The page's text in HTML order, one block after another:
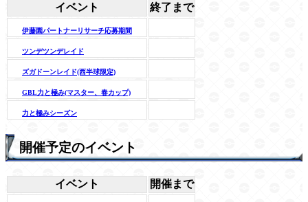
イベント 終了まで
伊藤園パートナーリサーチ応募期間
ツンデツンデレイド
ズガドーンレイド(西半球限定)
GBL力と極み(マスター、春カップ)
力と極みシーズン
開催予定のイベント
イベント 開催まで